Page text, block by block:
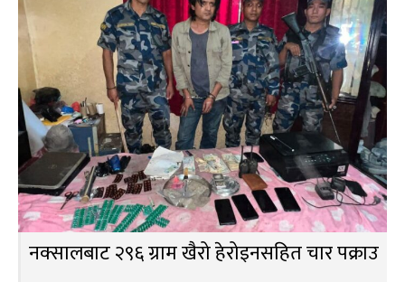
नक्सालबाट २९६ ग्राम खैरो हेरोइनसहित चार पक्राउ